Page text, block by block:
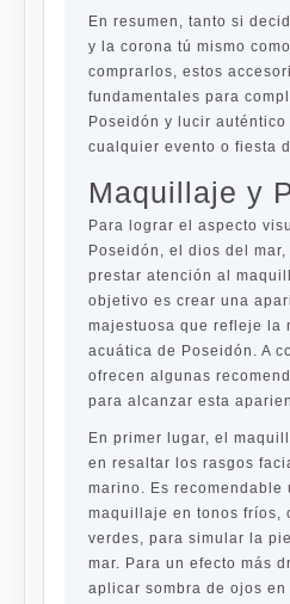
En resumen, tanto si
y la corona tú mismo
comprarlos, estos
fundamentales para
Poseidón y lucir auténtico
cualquier evento o fiesta
Maquillaje y
Para lograr el aspecto
Poseidón, el dios del mar,
prestar atención al
objetivo es crear una
majestuosa que refleje la
acuática de Poseidón. A
ofrecen algunas
para alcanzar esta
En primer lugar, el
en resaltar los rasgos
marino. Es recomendable
maquillaje en tonos fríos,
verdes, para simular la
mar. Para un efecto más
aplicar sombra de ojos